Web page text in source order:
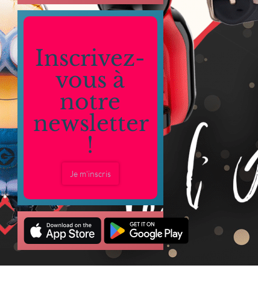
Inscrivez-
vous à
notre
newsletter
!
Je m'inscris